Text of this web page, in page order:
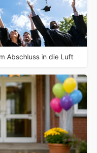
Abschluss in die Luft